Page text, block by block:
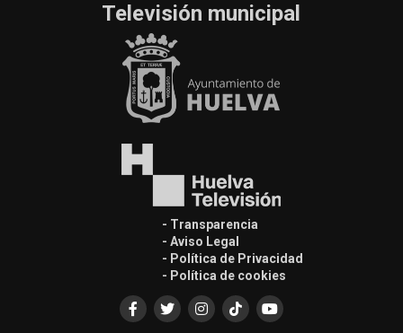
Televisión municipal
- Transparencia
- Aviso Legal
- Política de Privacidad
- Política de cookies